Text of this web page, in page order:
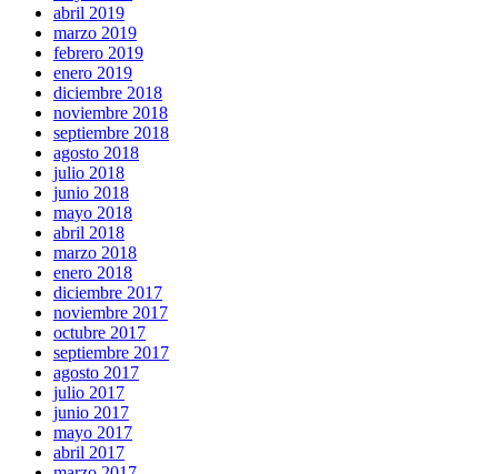
abril 2019
marzo 2019
febrero 2019
enero 2019
diciembre 2018
noviembre 2018
septiembre 2018
agosto 2018
julio 2018
junio 2018
mayo 2018
abril 2018
marzo 2018
enero 2018
diciembre 2017
noviembre 2017
octubre 2017
septiembre 2017
agosto 2017
julio 2017
junio 2017
mayo 2017
abril 2017